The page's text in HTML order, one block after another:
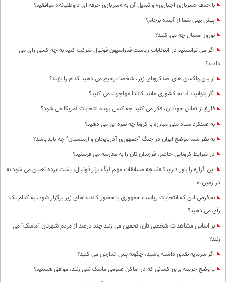
با حذف «سربازی اجباری» و تبدیل آن به «سربازی حرفه ای داوطلبانه» موافقید؟
پیش بینی شما از آینده برجام؟
نوروز امسال چه می کنید؟
اگر می توانستید در انتخابات ریاست فدراسیون فوتبال شرکت کنید به چه کسی رای می
دادید؟
از بین واکسن های ضدکرونای زیر، شخصا ترجیح می دهید کدام را بزنید؟
اگر بتوانید، آیا به کشوری مانند کانادا مهاجرت می کنید؟
فارغ از تمایل خودتان، فکر می کنید چه کسی برنده انتخابات آمریکا می شود؟
به عملکرد ستاد ملی مبارزه با کرونا چه نمره ای می دهید؟
به نظر شما موضع ایران در جنگ "جمهوری آذربایجان و ارمنستان" چه باید باشد؟
در شرایط کرونایی حاضر، فرزندان تان را به مدرسه می فرستید؟
این گزاره را باور دارید؟ «نتیجه مسابقات مهم لیگ برتر فوتبال، پشت پرده تعیین می شود نه
در زمین.»
به فرض این که انتخابات ریاست جمهوری با حضور کاندیداهای زیر برگزار شود، به کدام یک
رأی می دهید؟
بر اساس مشاهدات شخصی تان، تخمین می زنید چند درصد از مردم شهرتان "ماسک" می
زنند؟
اگر سرمایه نقدی داشته باشید، چگونه پس اندازش می کنید؟
یا وضع جریمه برای کسانی که در اماکن عمومی ماسک نمی زنند، موافق هستید؟